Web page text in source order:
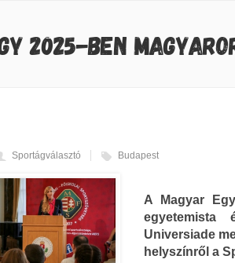
2025-BEN
Sportágválasztó Budapest
A Magyar
egyetemista
Universiade
helyszínről a